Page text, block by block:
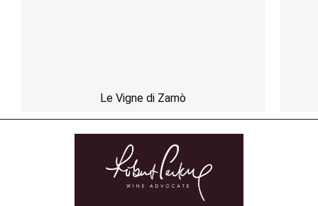
Le Vigne di Zamò